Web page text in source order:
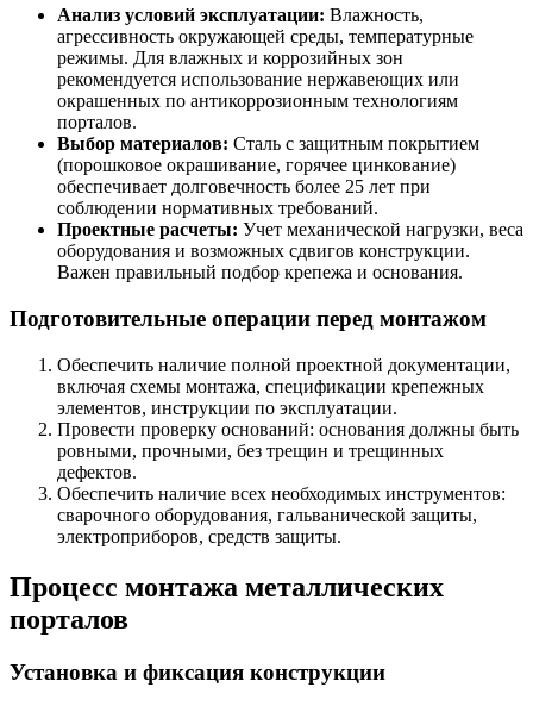
Анализ условий эксплуатации: Влажность,
агрессивность окружающей среды, температурные
режимы. Для влажных и коррозийных зон
рекомендуется использование нержавеющих или
окрашенных по антикоррозионным технологиям
порталов.
Выбор материалов: Сталь с защитным покрытием
(порошковое окрашивание, горячее цинкование)
обеспечивает долговечность более 25 лет при
соблюдении нормативных требований.
Проектные расчеты: Учет механической нагрузки, веса
оборудования и возможных сдвигов конструкции.
Важен правильный подбор крепежа и основания.
Подготовительные операции перед монтажом
Обеспечить наличие полной проектной документации,
включая схемы монтажа, спецификации крепежных
элементов, инструкции по эксплуатации.
Провести проверку оснований: основания должны быть
ровными, прочными, без трещин и трещинных
дефектов.
Обеспечить наличие всех необходимых инструментов:
сварочного оборудования, гальванической защиты,
электроприборов, средств защиты.
Процесс монтажа металлических
порталов
Установка и фиксация конструкции